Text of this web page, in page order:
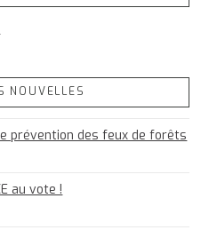
NOUVELLES
prévention des feux de forêts
au vote !